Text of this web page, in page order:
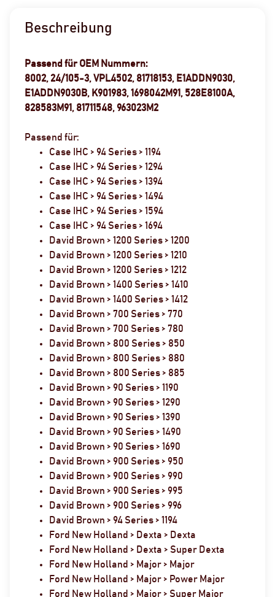
Beschreibung
Passend für OEM Nummern:
8002, 24/105-3, VPL4502, 81718153, E1ADDN9030,
E1ADDN9030B, K901983, 1698042M91, 528E8100A,
828583M91, 81711548, 963023M2
Passend für:
Case IHC > 94 Series > 1194
Case IHC > 94 Series > 1294
Case IHC > 94 Series > 1394
Case IHC > 94 Series > 1494
Case IHC > 94 Series > 1594
Case IHC > 94 Series > 1694
David Brown > 1200 Series > 1200
David Brown > 1200 Series > 1210
David Brown > 1200 Series > 1212
David Brown > 1400 Series > 1410
David Brown > 1400 Series > 1412
David Brown > 700 Series > 770
David Brown > 700 Series > 780
David Brown > 800 Series > 850
David Brown > 800 Series > 880
David Brown > 800 Series > 885
David Brown > 90 Series > 1190
David Brown > 90 Series > 1290
David Brown > 90 Series > 1390
David Brown > 90 Series > 1490
David Brown > 90 Series > 1690
David Brown > 900 Series > 950
David Brown > 900 Series > 990
David Brown > 900 Series > 995
David Brown > 900 Series > 996
David Brown > 94 Series > 1194
Ford New Holland > Dexta > Dexta
Ford New Holland > Dexta > Super Dexta
Ford New Holland > Major > Major
Ford New Holland > Major > Power Major
Ford New Holland > Major > Super Major